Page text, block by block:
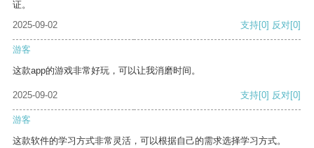
证。
2025-09-02
支持[0] 反对[0]
游客
这款app的游戏非常好玩，可以让我消磨时间。
2025-09-02 支持[0] 反对[0]
游客
这款软件的学习方式非常灵活，可以根据自己的需求选择学习方式。